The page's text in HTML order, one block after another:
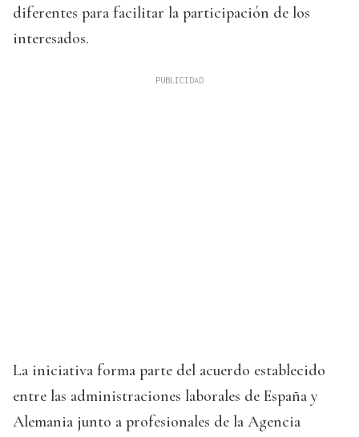
diferentes para facilitar la participación de los
interesados.
La iniciativa forma parte del acuerdo establecido
entre las administraciones laborales de España y
Alemania junto a profesionales de la Agencia